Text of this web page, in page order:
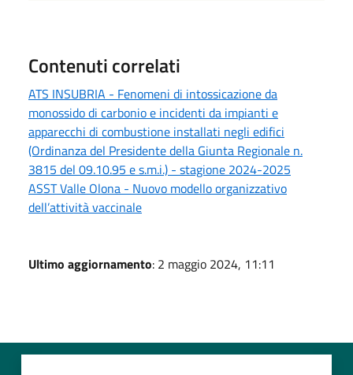
Contenuti correlati
ATS INSUBRIA - Fenomeni di intossicazione da
monossido di carbonio e incidenti da impianti e
apparecchi di combustione installati negli edifici
(Ordinanza del Presidente della Giunta Regionale n.
3815 del 09.10.95 e s.m.i.) - stagione 2024-2025
ASST Valle Olona - Nuovo modello organizzativo
dell’attività vaccinale
Ultimo aggiornamento: 2 maggio 2024, 11:11